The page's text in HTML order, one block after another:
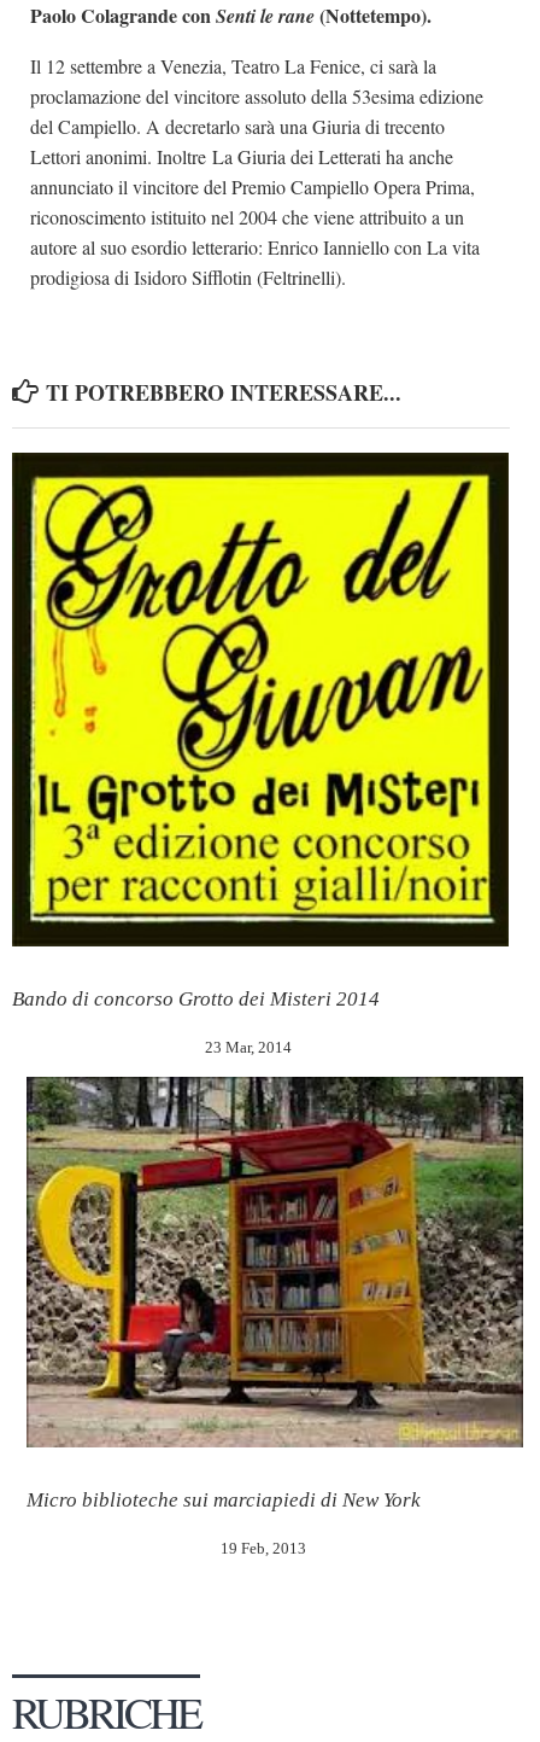
Paolo Colagrande conSenti le rane(Nottetempo).
Il 12 settembre a Venezia, Teatro La Fenice, ci sarà la
proclamazione del vincitore assoluto della 53esima edizione
del Campiello. A decretarlo sarà una Giuria di trecento
Lettori anonimi. Inoltre La Giuria dei Letterati ha anche
annunciato il vincitore del Premio Campiello Opera Prima,
riconoscimento istituito nel 2004 che viene attribuito a un
autore al suo esordio letterario: Enrico Ianniello con La vita
prodigiosa di Isidoro Sifflotin (Feltrinelli).
TI POTREBBERO INTERESSARE...
Bando di concorso Grotto dei Misteri 2014
23 Mar, 2014
Micro biblioteche sui marciapiedi di New York
19 Feb, 2013
RUBRICHE